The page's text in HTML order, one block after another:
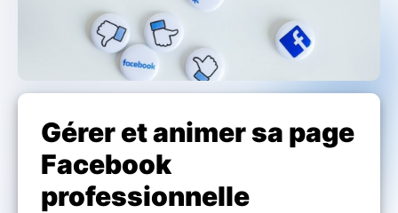
Gérer et animer sa page
Facebook
professionnelle